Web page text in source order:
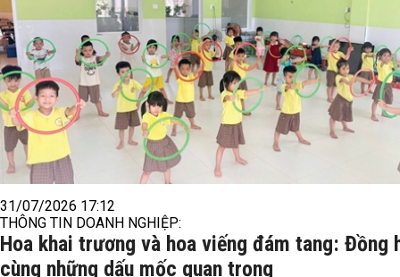
31/07/2026 17:12
THÔNG TIN DOANH NGHIỆP:
Hoa khai trương và hoa viếng đám tang: Đồng
cùng những dấu mốc quan trọng